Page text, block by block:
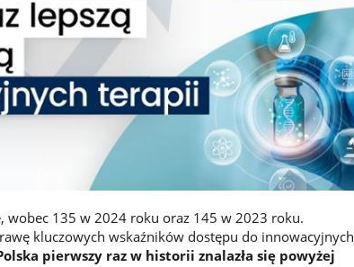
135 w 2024 roku oraz 145 w 2023 roku.
kluczowych wskaźników dostępu do innowacyjnych
pierwszy raz w historii znalazła się powyżej